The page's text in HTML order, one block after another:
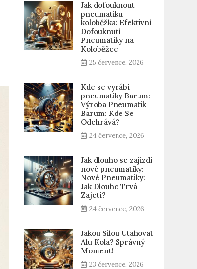
Jak dofouknout
pneumatiku
koloběžka: Efektivní
Dofouknutí
Pneumatiky na
Koloběžce
25 července, 2026
Kde se vyrábí
pneumatiky Barum:
Výroba Pneumatik
Barum: Kde Se
Odehrává?
24 července, 2026
Jak dlouho se zajizdi
nové pneumatiky:
Nové Pneumatiky:
Jak Dlouho Trvá
Zajetí?
24 července, 2026
Jakou Silou Utahovat
Alu Kola? Správný
Moment!
23 července, 2026